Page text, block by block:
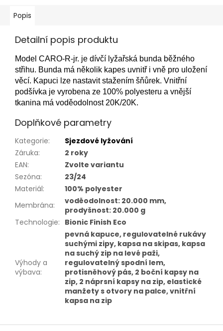
Popis
Detailní popis produktu
Model CARO-R-jr. je dívčí lyžařská bunda běžného
střihu. Bunda má několik kapes uvnitř i vně pro uložení
věcí. Kapuci lze nastavit stažením šňůrek. Vnitřní
podšívka je vyrobena ze 100% polyesteru a vnější
tkanina má voděodolnost 20K/20K.
Doplňkové parametry
Kategorie:
Sjezdové lyžování
Záruka:
2 roky
EAN:
Zvolte variantu
Sezóna:
23/24
Materiál:
100% polyester
Membrána:
voděodolnost: 20.000 mm,
prodyšnost: 20.000 g
Technologie: Bionic Finish Eco
Výhody a
výbava:
pevná kapuce, regulovatelné rukávy
suchými zipy, kapsa na skipas, kapsa
na suchý zip na levé paži,
regulovatelný spodní lem,
protisněhový pás, 2 boční kapsy na
zip, 2 náprsní kapsy na zip, elastické
manžety s otvory na palce, vnitřní
kapsa na zip